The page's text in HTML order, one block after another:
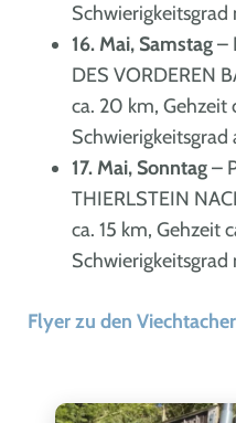
16. Mai, Samstag–
DES VORDEREN
ca. 20 km, Gehzeit
Schwierigkeitsgrad
17. Mai, Sonntag–
THIERLSTEIN
ca. 15 km, Gehzeit
Flyer zu den